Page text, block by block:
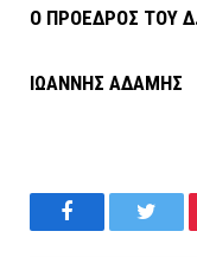
Ο ΠΡΟΕΔΡΟΣ ΤΟΥ
ΙΩΑΝΝΗΣ ΑΔΑΜΗΣ
Facebook